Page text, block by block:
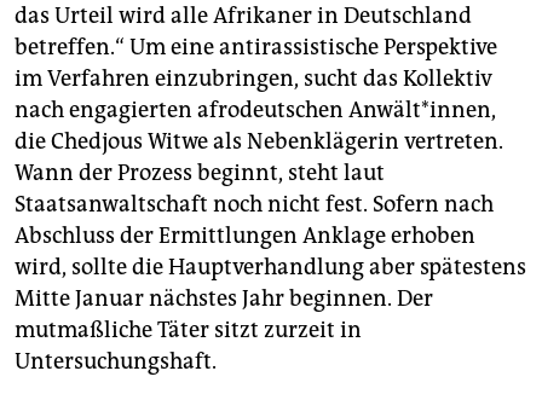
das Urteil wird alle Afrikaner in Deutschland
betreffen.“ Um eine antirassistische Perspektive
im Verfahren einzubringen, sucht das Kollektiv
nach engagierten afrodeutschen Anwält*innen,
die Chedjous Witwe als Nebenklägerin vertreten.
Wann der Prozess beginnt, steht laut
Staatsanwaltschaft noch nicht fest. Sofern nach
Abschluss der Ermittlungen Anklage erhoben
wird, sollte die Hauptverhandlung aber spätestens
Mitte Januar nächstes Jahr beginnen. Der
mutmaßliche Täter sitzt zurzeit in
Untersuchungshaft.